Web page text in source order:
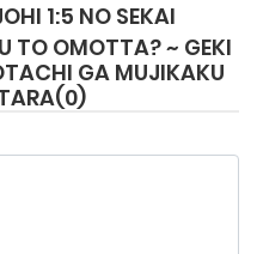
1:5 NO SEKAI
TO OMOTTA? ~ GEKI
GA MUJIKAKU
0)